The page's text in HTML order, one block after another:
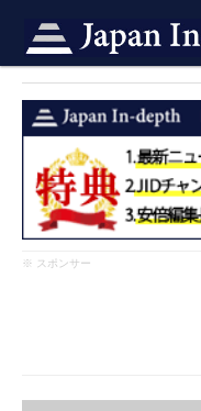
※ スポンサー